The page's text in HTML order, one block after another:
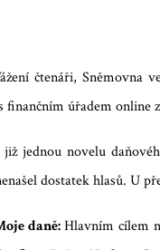
čtenáři, Sněmovna
finančním úřadem online
již jednou novelu
dostatek hlasů. U
daně:Hlavním cílem